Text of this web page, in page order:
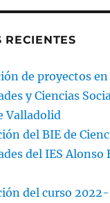
RECIENTES
de proyectos en
y Ciencias
Valladolid
del BIE de
del IES Alonso
del curso 2022-